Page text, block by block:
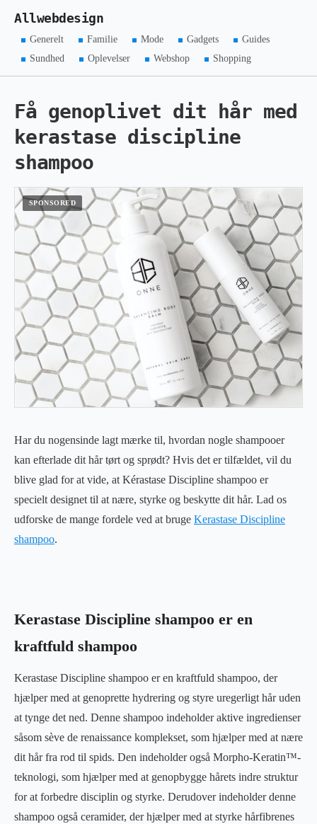
Allwebdesign
Generelt Familie Mode Gadgets
Guides
Sundhed
Oplevelser Webshop Shopping
Få genoplivet dit hår med
kerastase discipline
shampoo
Har du nogensinde lagt mærke til, hvordan nogle shampooer
kan efterlade dit hår tørt og sprødt? Hvis det er tilfældet, vil du
blive glad for at vide, at Kérastase Discipline shampoo er
specielt designet til at nære, styrke og beskytte dit hår. Lad os
udforske de mange fordele ved at bruge Kerastase Discipline
shampoo.
Kerastase Discipline shampoo er en
kraftfuld shampoo
Kerastase Discipline shampoo er en kraftfuld shampoo, der
hjælper med at genoprette hydrering og styre uregerligt hår uden
at tynge det ned. Denne shampoo indeholder aktive ingredienser
såsom sève de renaissance komplekset, som hjælper med at nære
dit hår fra rod til spids. Den indeholder også Morpho-Keratin™-
teknologi, som hjælper med at genopbygge hårets indre struktur
for at forbedre disciplin og styrke. Derudover indeholder denne
shampoo også ceramider, der hjælper med at styrke hårfibrenes